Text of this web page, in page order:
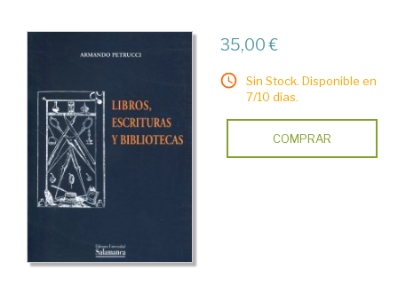
35,00 €
Sin Stock. Disponible en
7/10 días.
COMPRAR